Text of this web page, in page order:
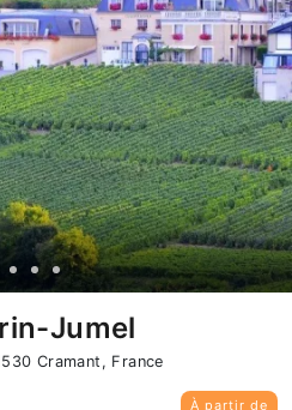
Jumel
Cramant, France
À partir de